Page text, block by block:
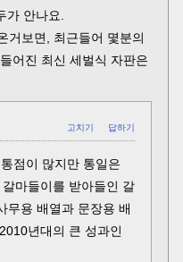
가 안나요.
거보면, 최근들어 몇분의
어진 최신 세벌식 자판은
고치기 답하기
점이 많지만 통일은
마들이를 받아들인 갈
무용 배열과 문장용 배
년대의 큰 성과인